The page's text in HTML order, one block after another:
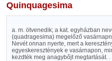
Quinquagesima
a. m. ötvenedik; a kat. egyházban
(quadragesima) megelőző
Nevét onnan nyerte, mert a
egyeskeresztények e vasárnapon,
kezdték meg anagybőjt megtartását. .